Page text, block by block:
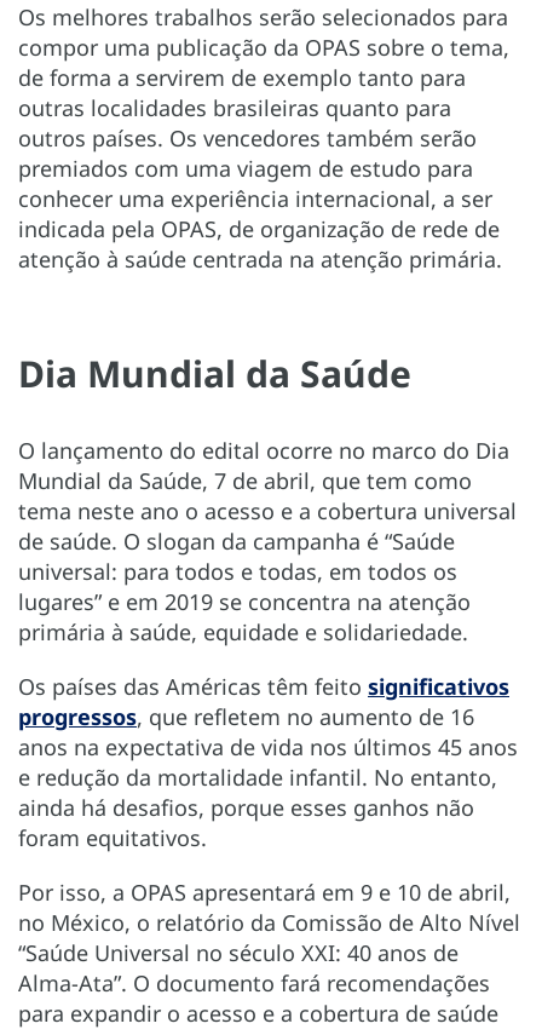
Os melhores trabalhos serão selecionados para
compor uma publicação da OPAS sobre o tema,
de forma a servirem de exemplo tanto para
outras localidades brasileiras quanto para
outros países. Os vencedores também serão
premiados com uma viagem de estudo para
conhecer uma experiência internacional, a ser
indicada pela OPAS, de organização de rede de
atenção à saúde centrada na atenção primária.
Dia Mundial da Saúde
O lançamento do edital ocorre no marco do Dia
Mundial da Saúde, 7 de abril, que tem como
tema neste ano o acesso e a cobertura universal
de saúde. O slogan da campanha é “Saúde
universal: para todos e todas, em todos os
lugares” e em 2019 se concentra na atenção
primária à saúde, equidade e solidariedade.
Os países das Américas têm feito significativos
progressos, que refletem no aumento de 16
anos na expectativa de vida nos últimos 45 anos
e redução da mortalidade infantil. No entanto,
ainda há desafios, porque esses ganhos não
foram equitativos.
Por isso, a OPAS apresentará em 9 e 10 de abril,
no México, o relatório da Comissão de Alto Nível
“Saúde Universal no século XXI: 40 anos de
Alma-Ata”. O documento fará recomendações
para expandir o acesso e a cobertura de saúde